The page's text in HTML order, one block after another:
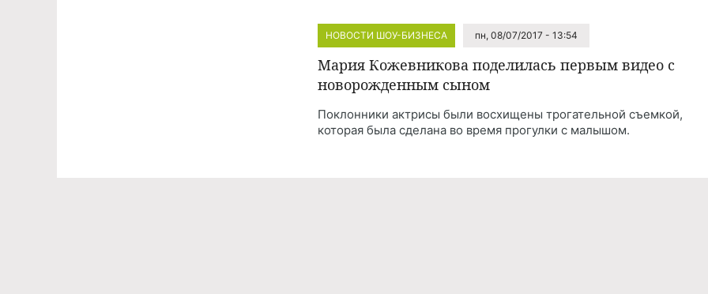
НОВОСТИ ШОУ-БИЗНЕСА пн, 08/07/2017 - 13:54
Мария Кожевникова поделилась первым видео с
новорожденным сыном
Поклонники актрисы были восхищены трогательной съемкой,
которая была сделана во время прогулки с малышом.